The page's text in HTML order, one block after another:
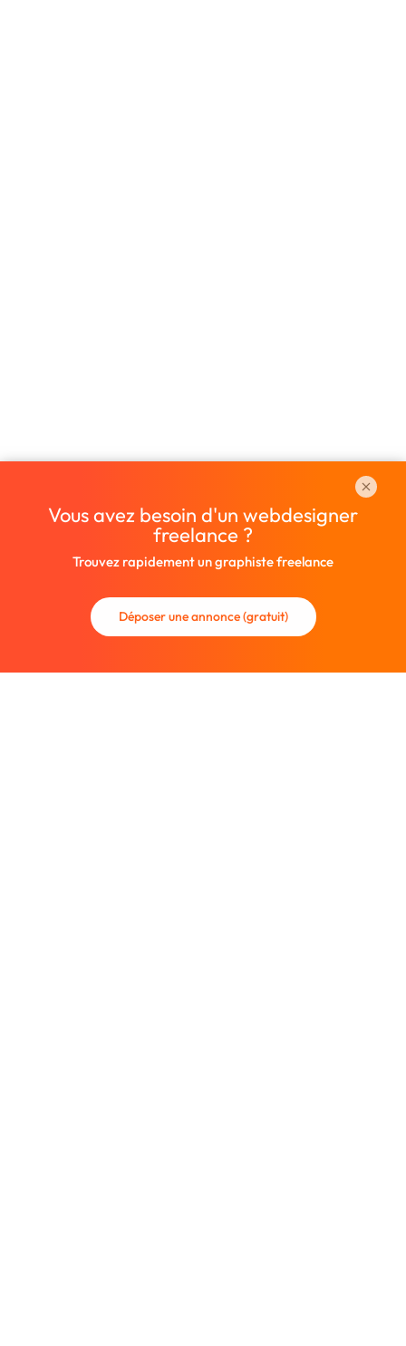
Vous avez besoin d'un webdesigner
freelance ?
Trouvez rapidement un graphiste freelance
Déposer une annonce (gratuit)